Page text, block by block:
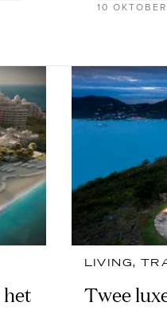
10
LIVING,
Twee